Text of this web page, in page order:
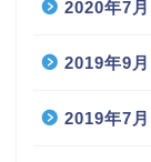
2020年7月
2019年9月
2019年7月